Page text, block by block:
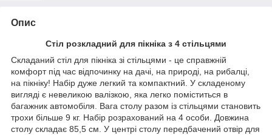
Опис
Стіл розкладний для пікніка з 4 стільцями
Складаний стіл для пікніка зі стільцями - це справжній
комфорт під час відпочинку на дачі, на природі, на рибалці,
на пікніку! Набір дуже легкий та компактний. У складеному
вигляді є невеликою валізкою, яка легко поміститься в
багажник автомобіля. Вага столу разом із стільцями становить
трохи більше 9 кг. Набір розрахований на 4 особи. Довжина
столу складає 85,5 см. У центрі столу передбачений отвір для